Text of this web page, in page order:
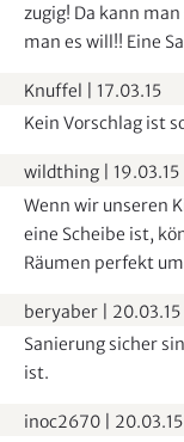
zugig! Da kann
man es will!! Eine
Knuffel
17.03.15
Kein Vorschlag ist
wildthing
19.03.15
Wenn wir unseren
eine Scheibe ist,
Räumen perfekt
beryaber
20.03.15
Sanierung sicher
ist.
inoc2670
20.03.15